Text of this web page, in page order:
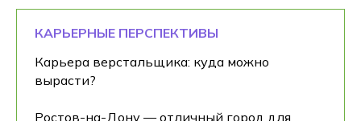
КАРЬЕРНЫЕ ПЕРСПЕКТИВЫ
Карьера верстальщика: куда можно
вырасти?
Ростов-на-Дону — отличный город для